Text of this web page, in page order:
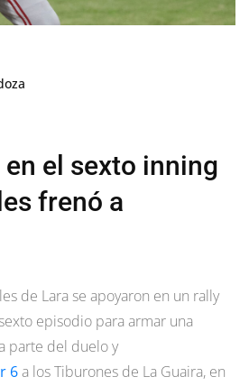
el sexto inning
frenó a
de Lara se apoyaron en un rally
episodio para armar una
parte del duelo y
6a los Tiburones de La Guaira, en